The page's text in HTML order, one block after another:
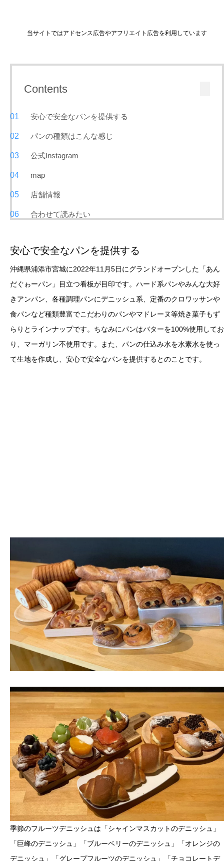
当サイトではアドセンス広告やアフリエイト広告を利用しています
Contents
安心で安全なパンを提供する
パンの種類はこんな感じ
公式Instagram
map
店舗情報
合わせて読みたい
安心で安全なパンを提供する
沖縄県浦添市宮城に2022年11月5日にグランドオープンした「あん
だぐゎーパン」目立つ看板が目印です。ハード系パンやみんな大好
きアンパン、各種調理パンにデニッシュ系、定番のクロワッサンや
食パンなど種類豊富でこだわりのパンやマドレーヌ等焼き菓子もず
らりとラインナップです。ちなみにパンはバターを100%使用してお
り、マーガリン不使用です。また、パンの仕込み水を水素水を使っ
て生地を作成し、安心で安全なパンを提供するとのことです。
季節のフルーツデニッシュは「シャインマスカットのデニッシュ」
「巨峰のデニッシュ」「ブルーベリーのデニッシュ」「オレンジの
デニッシュ」「グレープフルーツのデニッシュ」「チョコレートデ